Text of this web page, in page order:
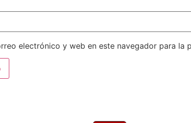
electrónico y web en este navegador para la